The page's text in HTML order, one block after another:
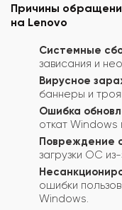
Причины
на Lenovo
Системные
зависания и
Вирусное
баннеры и
Ошибка
откат Windows
Повреждение
загрузки ОС
ошибки
Windows.